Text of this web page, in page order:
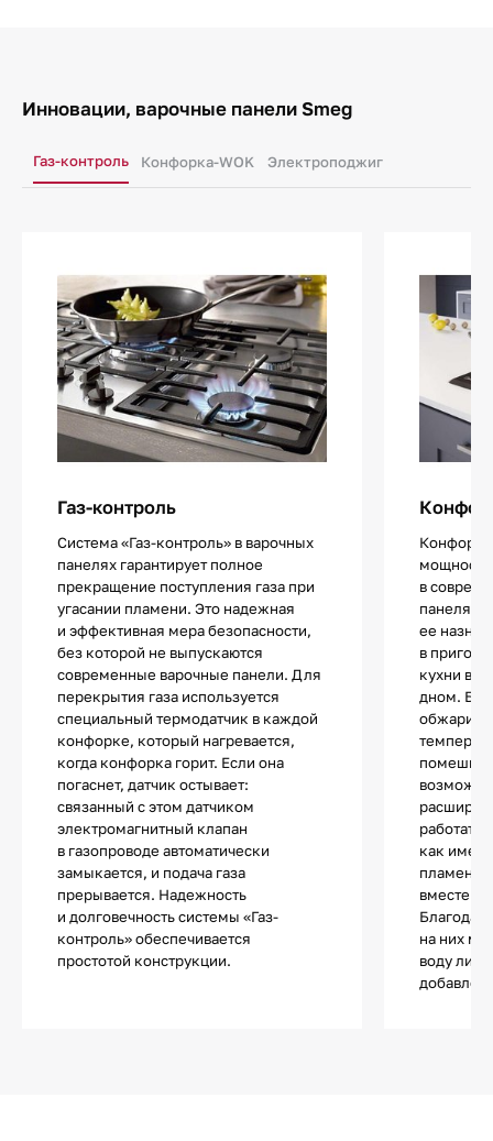
Инновации, варочные панели Smeg
Газ-контроль Конфорка-WOK Электроподжиг
Газ-контроль
Система «Газ-контроль» в варочных
панелях гарантирует полное
прекращение поступления газа при
угасании пламени. Это надежная
и эффективная мера безопасности,
без которой не выпускаются
современные варочные панели. Для
перекрытия газа используется
специальный термодатчик в каждой
конфорке, который нагревается,
когда конфорка горит. Если она
погаснет, датчик остывает:
связанный с этом датчиком
электромагнитный клапан
в газопроводе автоматически
замыкается, и подача газа
прерывается. Надежность
и долговечность системы «Газ-
контроль» обеспечивается
простотой конструкции.
мощности
в
панелях.
ее
в
кухни в
дном.
работать
как
пламени,
вместе
на них
воду